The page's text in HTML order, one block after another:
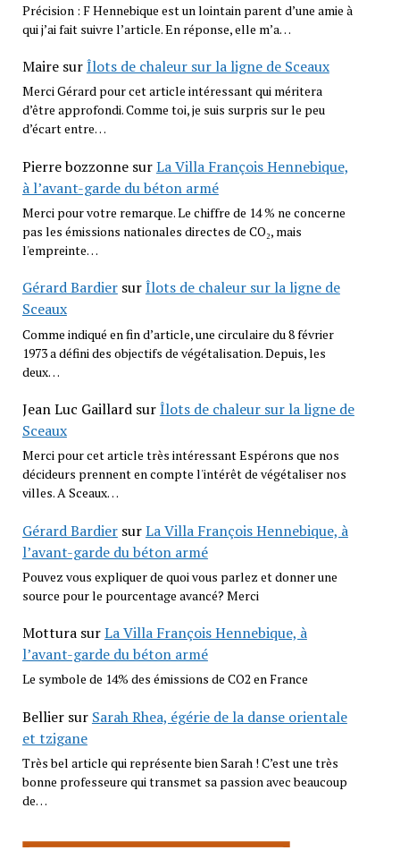
Précision : F Hennebique est un lointain parent d’une amie à
qui j’ai fait suivre l’article. En réponse, elle m’a…
MairesurÎlots de chaleur sur la ligne de Sceaux
Merci Gérard pour cet article intéressant qui méritera
d’être approfondi. Comme toi, je suis surpris sur le peu
d’écart entre…
Pierre bozzonnesurLa Villa François Hennebique,
à l’avant-garde du béton armé
Merci pour votre remarque. Le chiffre de 14 % ne concerne
pas les émissions nationales directes de CO₂, mais
l'empreinte…
Gérard BardiersurÎlots de chaleur sur la ligne de
Sceaux
Comme indiqué en fin d’article, une circulaire du 8 février
1973 a défini des objectifs de végétalisation. Depuis, les
deux…
Jean Luc GaillardsurÎlots de chaleur sur la ligne de
Sceaux
Merci pour cet article très intéressant Espérons que nos
décideurs prennent en compte l'intérêt de végétaliser nos
villes. A Sceaux…
Gérard BardiersurLa Villa François Hennebique, à
l’avant-garde du béton armé
Pouvez vous expliquer de quoi vous parlez et donner une
source pour le pourcentage avancé? Merci
MotturasurLa Villa François Hennebique, à
l’avant-garde du béton armé
Le symbole de 14% des émissions de CO2 en France
Belliersur Sarah Rhea, égérie de la danse orientale
et tzigane
Très bel article qui représente bien Sarah ! C’est une très
bonne professeure qui transmet sa passion avec beaucoup
de…